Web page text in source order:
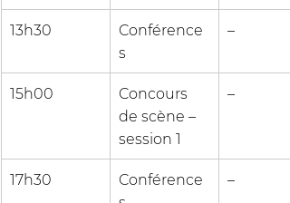
13h30
Conférence
s
–
15h00
Concours
de scène –
session 1
–
17h30
Conférence
–